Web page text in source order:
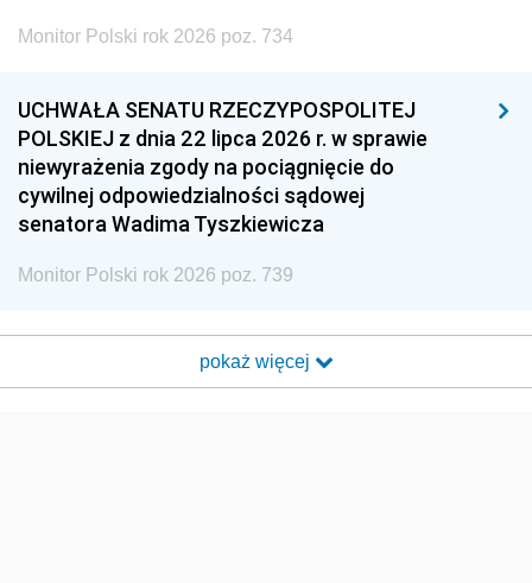
Monitor Polski rok 2026 poz. 734
UCHWAŁA SENATU RZECZYPOSPOLITEJ
POLSKIEJ z dnia 22 lipca 2026 r. w sprawie
niewyrażenia zgody na pociągnięcie do
cywilnej odpowiedzialności sądowej
senatora Wadima Tyszkiewicza
Monitor Polski rok 2026 poz. 739
pokaż więcej